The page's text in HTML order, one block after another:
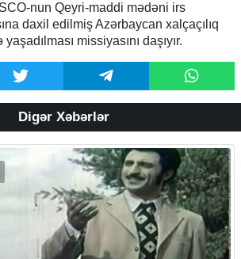
nun Qeyri-maddi mədəni irs
daxil edilmiş Azərbaycan xalçaçılıq
missiyasını daşıyır.
Digər Xəbərlər